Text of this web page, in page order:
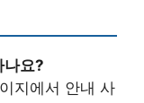
나요?
지에서 안내 사